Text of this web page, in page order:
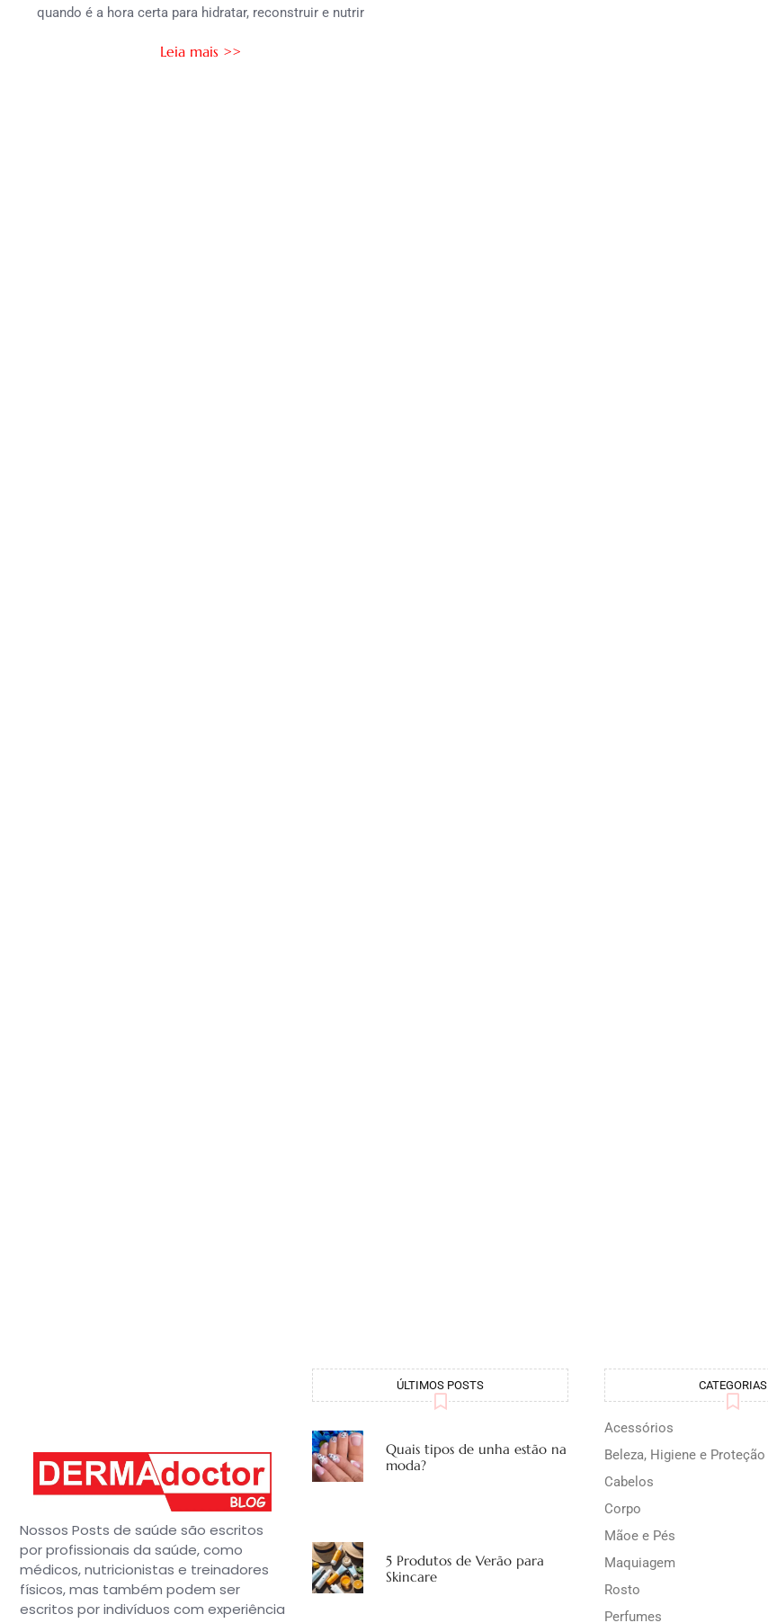
quando é a hora certa para hidratar, reconstruir e nutrir
Leia mais >>
Nossos Posts de saúde são escritos
por profissionais da saúde, como
médicos, nutricionistas e treinadores
físicos, mas também podem ser
escritos por indivíduos com experiência
ÚLTIMOS POSTS
Quais tipos de unha estão na
moda?
5 Produtos de Verão para
Skincare
CATEGORIAS
Acessórios
Beleza, Higiene e Proteção
Cabelos
Corpo
Mãoe e Pés
Maquiagem
Rosto
Perfumes